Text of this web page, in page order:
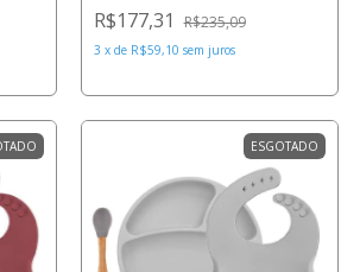
R$177,31 R$235,09
3 x de R$59,10 sem juros
ESGOTADO